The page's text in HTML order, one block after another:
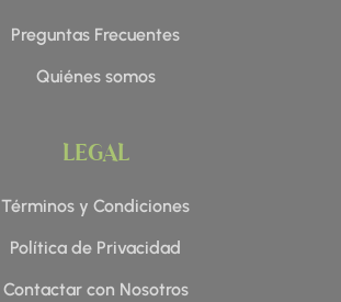
Preguntas Frecuentes
Quiénes somos
LEGAL
Términos y Condiciones
Política de Privacidad
Contactar con Nosotros